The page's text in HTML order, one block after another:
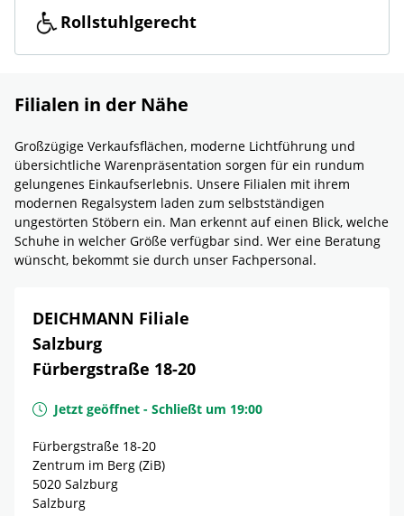
Rollstuhlgerecht
Filialen in der Nähe
Großzügige Verkaufsflächen, moderne Lichtführung und
übersichtliche Warenpräsentation sorgen für ein rundum
gelungenes Einkaufserlebnis. Unsere Filialen mit ihrem
modernen Regalsystem laden zum selbstständigen
ungestörten Stöbern ein. Man erkennt auf einen Blick, welche
Schuhe in welcher Größe verfügbar sind. Wer eine Beratung
wünscht, bekommt sie durch unser Fachpersonal.
DEICHMANN Filiale
Salzburg
Fürbergstraße 18-20
Jetzt geöffnet - Schließt um 19:00
Fürbergstraße 18-20
Zentrum im Berg (ZiB)
5020 Salzburg
Salzburg